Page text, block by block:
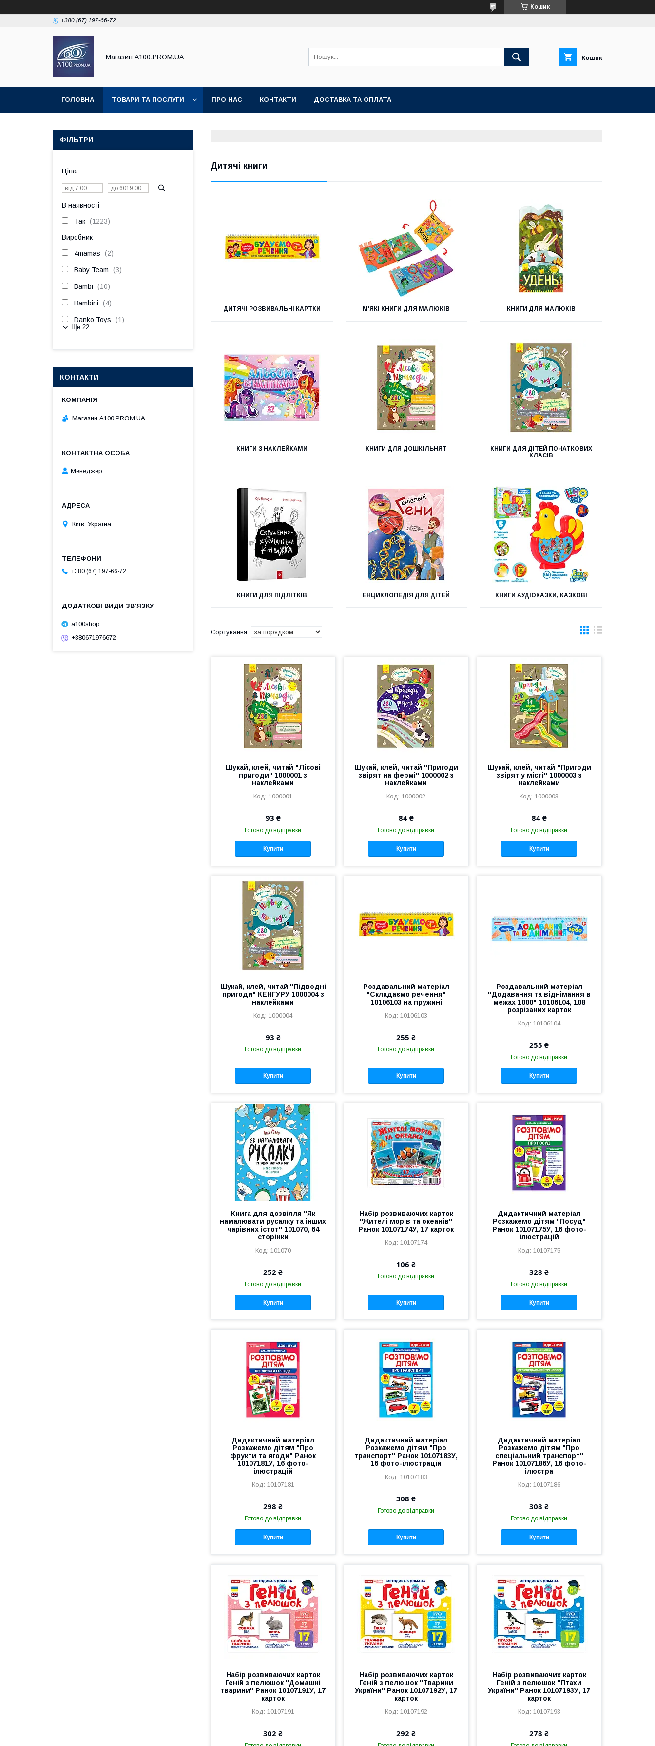
Кошик
+380 (67) 197-66-72
Магазин A100.PROM.UA Кошик
ГОЛОВНА ТОВАРИ ТА ПОСЛУГИ ПРО НАС КОНТАКТИ ДОСТАВКА ТА ОПЛАТА
Дитячі книги
ДИТЯЧІ РОЗВИВАЛЬНІ КАРТКИ М'ЯКІ КНИГИ ДЛЯ МАЛЮКІВ КНИГИ ДЛЯ МАЛЮКІВ
КНИГИ З НАКЛЕЙКАМИ КНИГИ ДЛЯ ДОШКІЛЬНЯТ
КНИГИ ДЛЯ ДІТЕЙ ПОЧАТКОВИХ
КЛАСІВ
КНИГИ ДЛЯ ПІДЛІТКІВ ЕНЦИКЛОПЕДІЯ ДЛЯ ДІТЕЙ КНИГИ АУДІОКАЗКИ, КАЗКОВІ
Шукай, клей, читай "Лісові
пригоди" 1000001 з
наклейками
1000001
93 ₴
Готово до відправки
Купити
Шукай, клей, читай "Пригоди
звірят на фермі" 1000002 з
наклейками
1000002
84 ₴
Готово до відправки
Купити
Шукай, клей, читай "Пригоди
звірят у місті" 1000003 з
наклейками
1000003
84 ₴
Готово до відправки
Купити
Шукай, клей, читай "Підводні
пригоди" КЕНГУРУ 1000004 з
наклейками
1000004
93 ₴
Готово до відправки
Купити
Роздавальний матеріал
"Складаємо речення"
10106103 на пружині
10106103
255 ₴
Готово до відправки
Купити
Роздавальний матеріал
"Додавання та віднімання в
межах 1000" 10106104, 108
розрізаних карток
10106104
255 ₴
Готово до відправки
Купити
Книга для дозвілля "Як
намалювати русалку та інших
чарівних істот" 101070, 64
сторінки
101070
252 ₴
Готово до відправки
Купити
Набір розвиваючих карток
"Жителі морів та океанів"
Ранок 10107174У, 17 карток
10107174
106 ₴
Готово до відправки
Купити
Дидактичний матеріал
Розкажемо дітям "Посуд"
Ранок 10107175У, 16 фото-
ілюстрацій
10107175
328 ₴
Готово до відправки
Купити
Дидактичний матеріал
Розкажемо дітям "Про
фрукти та ягоди" Ранок
10107181У, 16 фото-
ілюстрацій
10107181
298 ₴
Готово до відправки
Купити
Дидактичний матеріал
Розкажемо дітям "Про
транспорт" Ранок 10107183У,
16 фото-ілюстрацій
10107183
308 ₴
Готово до відправки
Купити
Дидактичний матеріал
Розкажемо дітям "Про
спеціальний транспорт"
Ранок 10107186У, 16 фото-
ілюстра
10107186
308 ₴
Готово до відправки
Купити
Набір розвиваючих карток
Геній з пелюшок "Домашні
тварини" Ранок 10107191У, 17
карток
10107191
302 ₴
Набір розвиваючих карток
Геній з пелюшок "Тварини
України" Ранок 10107192У, 17
карток
10107192
292 ₴
Набір розвиваючих карток
Геній з пелюшок "Птахи
України" Ранок 10107193У, 17
карток
10107193
278 ₴
ФІЛЬТРИ
Ціна
В наявності
Так 1223
Виробник
4mamas 2
Baby Team 3
Bambi 10
Bambini 4
Danko Toys 1
Ще 22
КОНТАКТИ
Магазин A100.PROM.UA
Менеджер
Київ, Україна
+380 (67) 197-66-72
a100shop
+380671976672